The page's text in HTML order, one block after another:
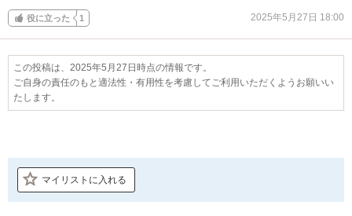
役に立った 1 2025年5月27日 18:00
この投稿は、2025年5月27日時点の情報です。
ご自身の責任のもと適法性・有用性を考慮してご利用いただくようお願いい
たします。
マイリストに入れる